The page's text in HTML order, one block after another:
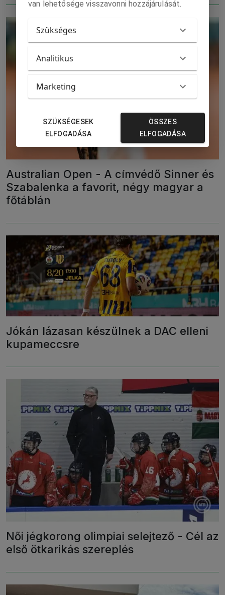
Australian Open - A címvédő Sinner és
Szabalenka a favorit, négy magyar a
főtáblán
Jókán lázasan készülnek a DAC elleni
kupameccsre
Női jégkorong olimpiai selejtező - Cél az
első ötkarikás szereplés
van lehetősége visszavonni hozzájárulását.
Szükséges
Analitikus
Marketing
SZÜKSÉGESEK
ELFOGADÁSA
ÖSSZES
ELFOGADÁSA